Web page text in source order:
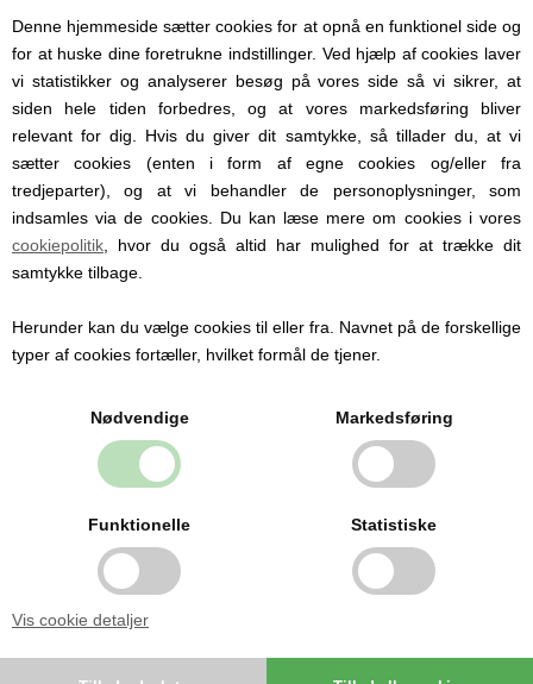
Denne hjemmeside sætter cookies for at opnå en funktionel side og
for at huske dine foretrukne indstillinger. Ved hjælp af cookies laver
vi statistikker og analyserer besøg på vores side så vi sikrer, at
siden hele tiden forbedres, og at vores markedsføring bliver
relevant for dig. Hvis du giver dit samtykke, så tillader du, at vi
sætter cookies (enten i form af egne cookies og/eller fra
tredjeparter), og at vi behandler de personoplysninger, som
indsamles via de cookies. Du kan læse mere om cookies i vores
cookiepolitik , hvor du også altid har mulighed for at trække dit
samtykke tilbage.
Herunder kan du vælge cookies til eller fra. Navnet på de forskellige
typer af cookies fortæller, hvilket formål de tjener.
Nødvendige Markedsføring
Funktionelle Statistiske
Vis cookie detaljer
RITE IN THE RAIN - SMALL NOTE BOOK
69,00 DKK
RITE IN THE RAIN - TACTICAL NOTEBOOK COVER CB